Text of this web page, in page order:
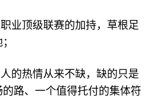
业顶级联赛的加持，草根足
的热情从来不缺，缺的只是
路、一个值得托付的集体符